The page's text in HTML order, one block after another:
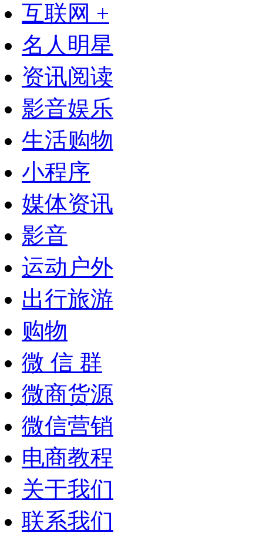
互联网 +
名人明星
资讯阅读
影音娱乐
生活购物
小程序
媒体资讯
影音
运动户外
出行旅游
购物
微 信 群
微商货源
微信营销
电商教程
关于我们
联系我们